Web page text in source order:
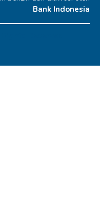
Bank Indonesia